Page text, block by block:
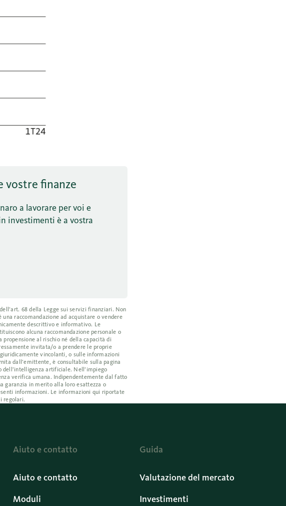
vostre finanze
a lavorare per voi e
investimenti è a vostra
68 della Legge sui servizi finanziari. Non
raccomandazione ad acquistare o vendere
descrittivo e informativo. Le
alcuna raccomandazione personale o
al rischio né della capacità di
invitata/o a prendere le proprie
vincolanti, o sulle informazioni
dall’emittente, è consultabile sulla pagina
dell’intelligenza artificiale. Nell’impiego
verifica umana. Indipendentemente dal fatto
garanzia in merito alla loro esattezza o
informazioni. Le informazioni qui riportate
regolari.
Aiuto e contatto
Aiuto e contatto
Moduli
Guida
Valutazione del mercato
Investimenti